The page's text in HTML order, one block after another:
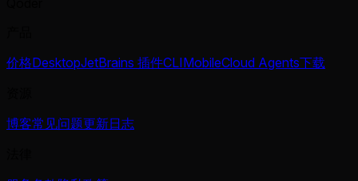
价格DesktopJetBrains 插件CLIMobileCloud Agents下载
博客常见问题更新日志